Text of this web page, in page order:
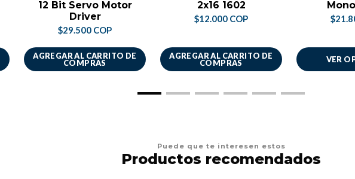
12 Bit Servo Motor
Driver
$29.500 COP
AGREGAR AL CARRITO DE
COMPRAS
2x16 1602
$12.000 COP
AGREGAR AL CARRITO DE
COMPRAS VER
Puede que te interesen estos
Productos recomendados